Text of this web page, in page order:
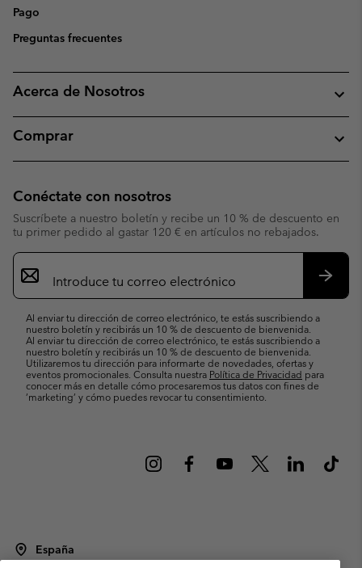
Pago
Preguntas frecuentes
Acerca de Nosotros
Comprar
Conéctate con nosotros
Suscríbete a nuestro boletín y recibe un 10 % de descuento en
tu primer pedido al gastar 120 € en artículos no rebajados.
Suscripción
de
correo
Al enviar tu dirección de correo electrónico, te estás suscribiendo a
nuestro boletín y recibirás un 10 % de descuento de bienvenida.
Al enviar tu dirección de correo electrónico, te estás suscribiendo a
nuestro boletín y recibirás un 10 % de descuento de bienvenida.
Utilizaremos tu dirección para informarte de novedades, ofertas y
eventos promocionales. Consulta nuestra Política de Privacidad para
conocer más en detalle cómo procesaremos tus datos con fines de
’marketing’ y cómo puedes revocar tu consentimiento.
España